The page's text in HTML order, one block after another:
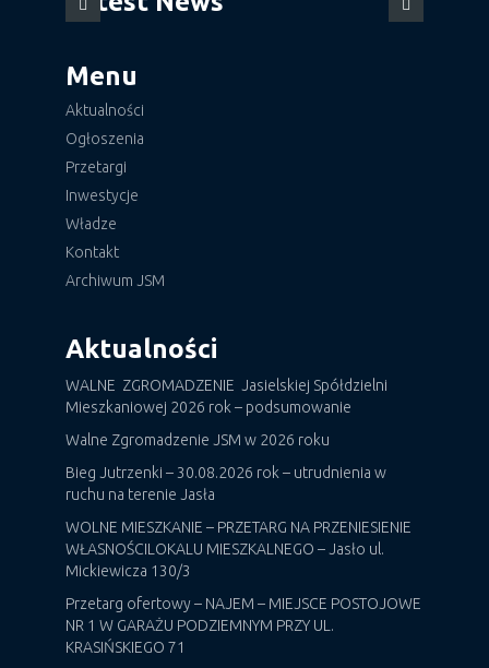
Menu
Aktualności
Ogłoszenia
Przetargi
Inwestycje
Władze
Kontakt
Archiwum JSM
Aktualności
WALNE ZGROMADZENIE Jasielskiej Spółdzielni
Mieszkaniowej 2026 rok – podsumowanie
Walne Zgromadzenie JSM w 2026 roku
Bieg Jutrzenki – 30.08.2026 rok – utrudnienia w
ruchu na terenie Jasła
WOLNE MIESZKANIE – PRZETARG NA PRZENIESIENIE
WŁASNOŚCILOKALU MIESZKALNEGO – Jasło ul.
Mickiewicza 130/3
Przetarg ofertowy – NAJEM – MIEJSCE POSTOJOWE
NR 1 W GARAŻU PODZIEMNYM PRZY UL.
KRASIŃSKIEGO 71